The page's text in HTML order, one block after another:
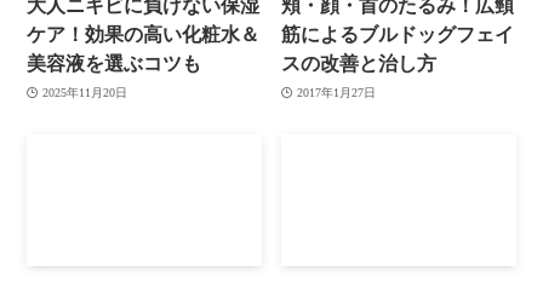
大人ニキビに負けない保湿
ケア！効果の高い化粧水＆
美容液を選ぶコツも
2025年11月20日
頬・顔・首のたるみ！広頸
筋によるブルドッグフェイ
スの改善と治し方
2017年1月27日